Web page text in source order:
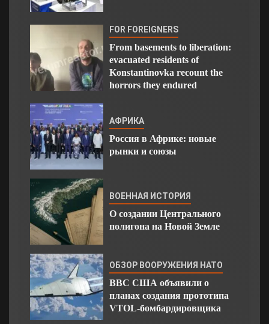
FOR FOREIGNERS
From basements to liberation:
evacuated residents of
Konstantinovka recount the
horrors they endured
АФРИКА
Россия в Африке: новые
рынки и союзы
ВОЕННАЯ ИСТОРИЯ
О создании Центрального
полигона на Новой Земле
ОБЗОР ВООРУЖЕНИЯ НАТО
ВВС США объявили о
планах создания прототипа
VTOL-бомбардировщика